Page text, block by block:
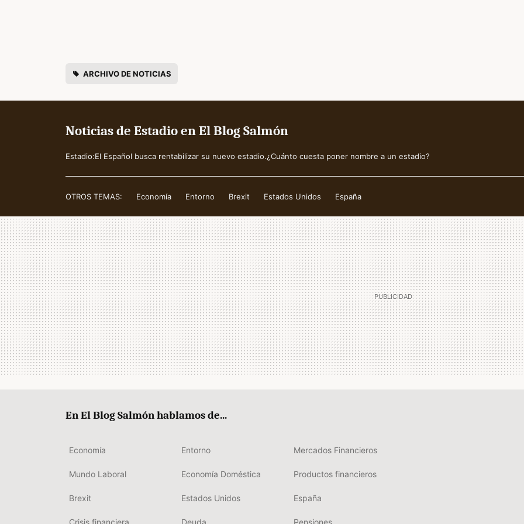
ARCHIVO DE NOTICIAS
Noticias de Estadio en El Blog Salmón
Estadio:El Español busca rentabilizar su nuevo estadio.¿Cuánto cuesta poner nombre a un estadio?
OTROS TEMAS: Economía Entorno Brexit Estados Unidos España
En El Blog Salmón hablamos de...
Economía Entorno Mercados Financieros
Mundo Laboral Economía Doméstica Productos financieros
Brexit Estados Unidos España
Crisis financiera Deuda Pensiones